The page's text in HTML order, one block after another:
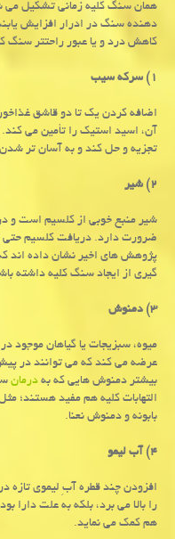
همان سنگ کلیه زمانی تشکیل می
دهنده سنگ در ادرار افزایش
کاهش درد و یا عبور راحتتر سنگ
۱) سرکه سیب
اضافه کردن یک تا دو قاشق
آن، اسید استیک را تأمین می
تجزیه و حل کند و به آسان تر شدن
۲) شیر
شیر منبع خوبی از کلسیم است و
ضرورت دارد. دریافت کلسیم حتی
پژوهش های اخیر نشان داده اند
گیری از ایجاد سنگ کلیه داشته
۳) دمنوش
میوه، سبزیجات یا گیاهان موجود
عرضه می کند که می توانند در
بیشتر دمنوش هایی که بهدرمان
التهابات کلیه هم مفید هستند؛
بابونه و دمنوش نعنا.
۴) آب لیمو
افزودن چند قطره آبِ لیموی تازه
را بالا می برد، بلکه به علت
هم کمک می نماید.